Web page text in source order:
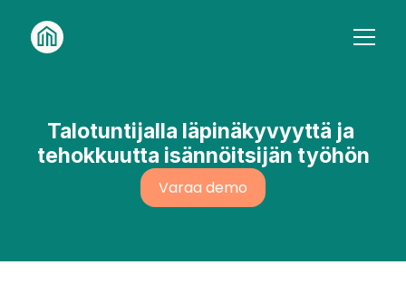
Kenelle
Taloyhtiöille
Asiakkaitamme
13. lokakuuta 2025
Talotuntijalla läpinäkyvyyttä ja
tehokkuutta isännöitsijän työhön
Varaa demo